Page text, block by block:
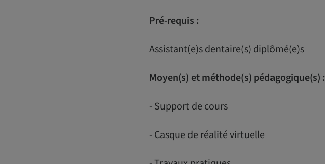
Pré-requis :
Assistant(e)s dentaire(s) diplômé(e)s
Moyen(s) et méthode(s) pédagogique(s) :
- Support de cours
- Casque de réalité virtuelle